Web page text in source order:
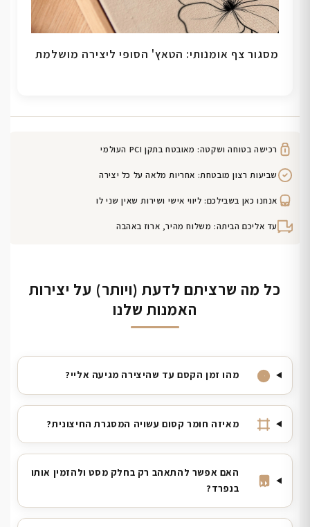
מסגור צף אומנותי: הטאץ' הסופי ליצירה מושלמת
רכישה בטוחה ושקטה: מאובטח בתקן PCI העולמי
שביעות רצון מובטחת: אחריות מלאה על כל יצירה
אנחנו כאן בשבילכם: ליווי אישי ושירות שאין שני לו
עד אליכם הביתה: משלוח מהיר, ארוז באהבה
כל מה שרציתם לדעת (ויותר) על יצירות
האמנות שלנו
מהו זמן הקסם עד שהיצירה מגיעה אליי?
מאיזה חומר קסום עשויה המסגרת החיצונית?
האם אפשר להתאהב רק בחלק מסט ולהזמין אותו
בנפרד?